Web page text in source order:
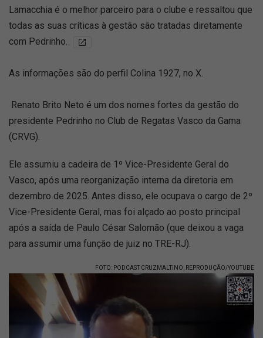
Lamacchia é o melhor parceiro para o clube e ressaltou que
todas as suas críticas à gestão são tratadas diretamente
com Pedrinho.
As informações são do perfil Colina 1927, no X.
Renato Brito Neto é um dos nomes fortes da gestão do
presidente Pedrinho no Club de Regatas Vasco da Gama
(CRVG).
Ele assumiu a cadeira de 1º Vice-Presidente Geral do
Vasco, após uma reorganização interna da diretoria em
dezembro de 2025. Antes disso, ele ocupava o cargo de 2º
Vice-Presidente Geral, mas foi alçado ao posto principal
após a saída de Paulo César Salomão (que deixou a vaga
para assumir uma função de juiz no TRE-RJ).
FOTO: PODCAST CRUZMALTINO, REPRODUÇÃO/YOUTUBE